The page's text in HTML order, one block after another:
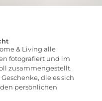
& Living alle
fotografiert und im
zusammengestellt.
die es sich
persönlichen